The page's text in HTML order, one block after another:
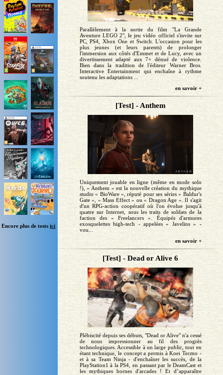
Encore plus de testsici
Parallèlement à la sortie du film "La Grande
Aventure LEGO 2", le jeu vidéo officiel s'invite sur
PC, PS4, Xbox One et Switch. L'occasion pour les
plus jeunes (et leurs parents) de prolonger
l'immersion aux côtés d'Emmet et de Lucy, avec un
divertissement adapté aux 7+ dénué de violence.
Bien dans la tradition de l'éditeur Warner Bros.
Interactive Entertainment qui enchaîne à rythme
soutenu les adaptations ...
en savoir +
[Test] - Anthem
Uniquement jouable en ligne (même en mode solo
!), « Anthem » est la nouvelle création du mythique
studio « BioWare », réputé pour ses séries « Baldur's
Gate », « Mass Effect » ou « Dragon Age ». Il s'agit
d'un RPG-action coopératif où l'on évolue jusqu'à
quatre sur Internet, sous les traits de soldats de la
faction des « Freelancers ». Équipés d'armures
exosquelettes high-tech - appelées « Javelins » -
vou...
en savoir +
[Test] - Dead or Alive 6
Plébiscité depuis ses débuts, "Dead or Alive" n'a cessé
de nous impressionner au fil des progrès
technologiques. Accessible à un large public, tout en
étant technique, le concept a permis à Koei Tecmo -
et à sa Team Ninja - d'enchaîner les succès, de la
PlayStation1 à la PS4, en passant par le DeamCast et
les mythiques bornes d'arcades ! Et d’apparaître